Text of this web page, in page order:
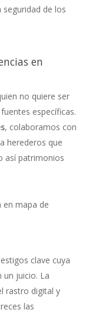
de los
en
no quiere ser
específicas.
, colaboramos con
herederos que
así patrimonios
clave cuya
un juicio. La
rastro digital y
las